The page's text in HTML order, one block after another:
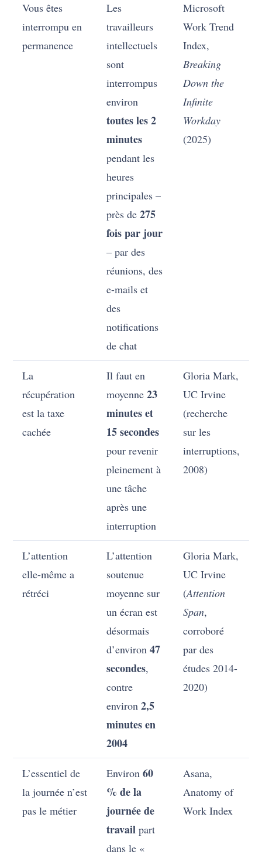
Vous êtes
interrompu en
permanence
Les
travailleurs
intellectuels
sont
interrompus
environ
toutes les 2
minutes
pendant les
heures
principales –
près de275
fois par jour
– par des
réunions, des
e-mails et
des
notifications
de chat
Microsoft
Work Trend
Index,
Breaking
Down the
Infinite
Workday
(2025)
La
récupération
est la taxe
cachée
Il faut en
moyenne23
minutes et
15 secondes
pour revenir
pleinement à
une tâche
après une
interruption
Gloria Mark,
UC Irvine
(recherche
sur les
interruptions,
2008)
L’attention
elle-même a
rétréci
L’attention
soutenue
moyenne sur
un écran est
désormais
d’environ47
secondes,
contre
environ2,5
minutes en
2004
Gloria Mark,
UC Irvine
(Attention
Span,
corroboré
par des
études 2014-
2020)
L’essentiel de
la journée n’est
pas le métier
Environ60
% de la
journée de
travail part
dans le «
Asana,
Anatomy of
Work Index